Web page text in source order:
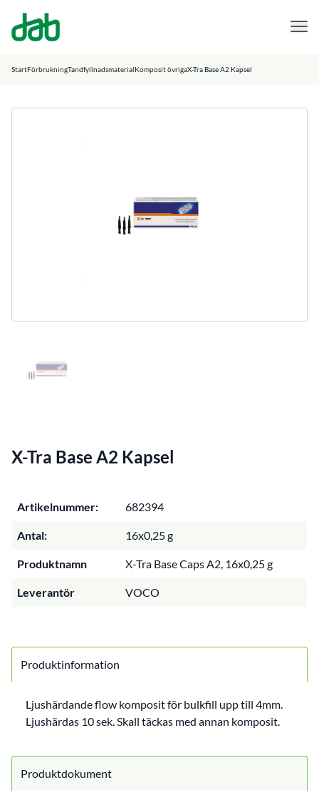
DAB Dental
StartFörbrukningTandfyllnadsmaterialKomposit övrigaX-Tra Base A2 Kapsel
X-Tra Base A2 Kapsel
Artikelnummer: 682394
Antal: 16x0,25 g
Produktnamn X-Tra Base Caps A2, 16x0,25 g
Leverantör VOCO
Produktinformation
Ljushärdande flow komposit för bulkfill upp till 4mm.
Ljushärdas 10 sek. Skall täckas med annan komposit.
Produktdokument